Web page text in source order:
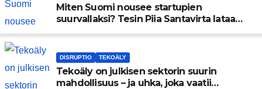
Miten Suomi nousee startupien
suurvallaksi? Tesin Piia Santavirta lataa
DISRUPTIO TEKOÄLY
Tekoäly on julkisen sektorin suurin
mahdollisuus – ja uhka, joka vaatii